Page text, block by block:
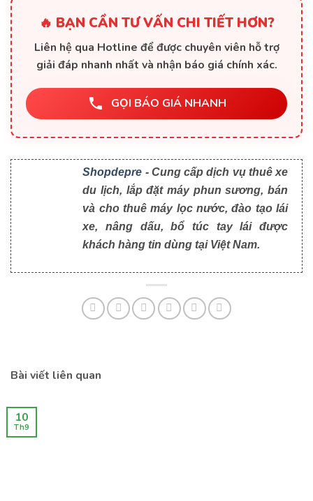
🔥 BẠN CẦN TƯ VẤN CHI TIẾT HƠN?
Liên hệ qua Hotline để được chuyên viên hỗ trợ
giải đáp nhanh nhất và nhận báo giá chính xác.
GỌI BÁO GIÁ NHANH
Shopdepre - Cung cấp dịch vụ thuê xe
du lịch, lắp đặt máy phun sương, bán
và cho thuê máy lọc nước, đào tạo lái
xe, nâng dấu, bổ túc tay lái được
khách hàng tin dùng tại Việt Nam.
Bài viết liên quan
10
Th9